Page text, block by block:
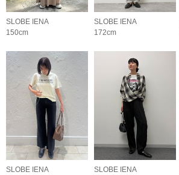
SLOBE IENA
150cm
SLOBE IENA
172cm
SLOBE IENA
SLOBE IENA